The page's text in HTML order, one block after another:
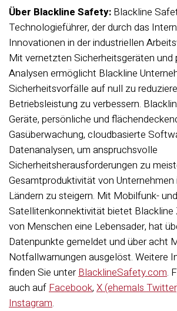
Über Blackline Safety: Blackline
Technologieführer, der durch das
Innovationen in der industriellen
Mit vernetzten Sicherheitsgeräten und
Analysen ermöglicht Blackline
Sicherheitsvorfälle auf null zu
Betriebsleistung zu verbessern.
Geräte, persönliche und
Gasüberwachung, cloudbasierte
Datenanalysen, um anspruchsvolle
Sicherheitsherausforderungen zu
Gesamtproduktivität von Unternehmen
Ländern zu steigern. Mit Mobilfunk- und
Satellitenkonnektivität bietet Blackline
von Menschen eine Lebensader, hat
Datenpunkte gemeldet und über acht
Notfallwarnungen ausgelöst. Weitere
finden Sie unterBlacklineSafety.com.
auch aufFacebook, X (ehemals
Instagram.